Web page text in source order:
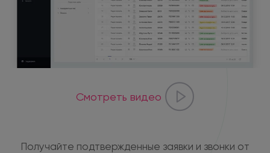
Смотреть видео
Получайте подтвержденные заявки и звонки от